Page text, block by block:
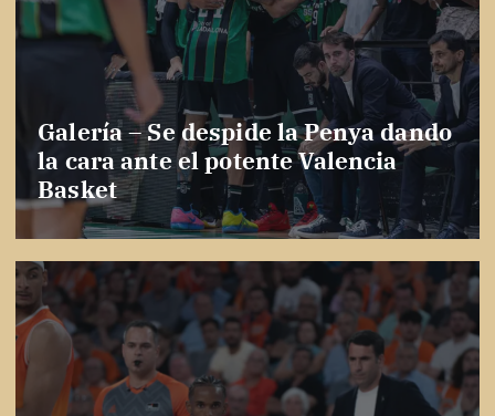
Galería – Se despide la Penya dando
la cara ante el potente Valencia
Basket